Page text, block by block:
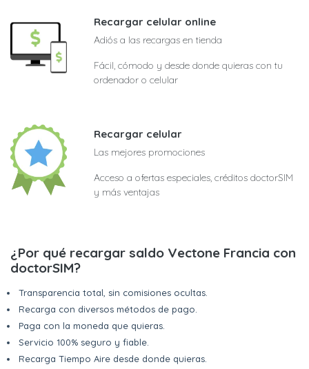
Recargar celular online
Adiós a las recargas en tienda
Fácil, cómodo y desde donde quieras con tu
ordenador o celular
Recargar celular
Las mejores promociones
Acceso a ofertas especiales, créditos doctorSIM
y más ventajas
¿Por qué recargar saldo Vectone Francia con
doctorSIM?
Transparencia total, sin comisiones ocultas.
Recarga con diversos métodos de pago.
Paga con la moneda que quieras.
Servicio 100% seguro y fiable.
Recarga Tiempo Aire desde donde quieras.